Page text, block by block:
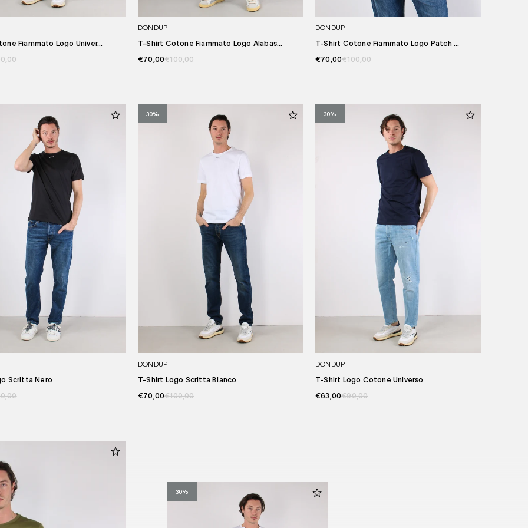
Fiammato Logo Univer...
DONDUP
T-Shirt Cotone Fiammato Logo Alabas...
€70,00€100,00
DONDUP
T-Shirt Cotone Fiammato Logo Patch ...
€70,00€100,00
Scritta Nero
30%
DONDUP
T-Shirt Logo Scritta Bianco
€70,00€100,00
30%
DONDUP
T-Shirt Logo Cotone Universo
€63,00€90,00
30%